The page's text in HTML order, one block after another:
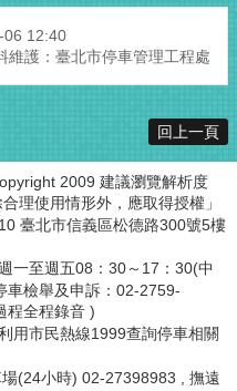
06 12:40
維護：臺北市停車管理工程處
回上一頁
2009 建議瀏覽解析度
理使用情形外，應取得授權」
臺北市信義區松德路300號5樓
一至週五08：30～17：30(中
車檢舉及申訴：02-2759-
程全程錄音 )
用市民熱線1999查詢停車相關
(24小時) 02-27398983 , 撫遠